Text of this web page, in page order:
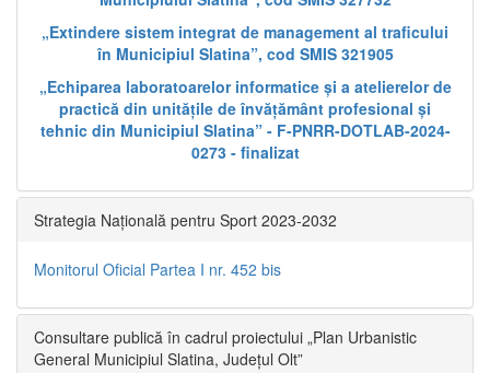
„Extindere sistem integrat de management al traficului
în Municipiul Slatina”, cod SMIS 321905
„Echiparea laboratoarelor informatice și a atelierelor de
practică din unitățile de învățământ profesional și
tehnic din Municipiul Slatina” - F-PNRR-DOTLAB-2024-
0273 - finalizat
Strategia Națională pentru Sport 2023-2032
Monitorul Oficial Partea I nr. 452 bis
Consultare publică în cadrul proiectului „Plan Urbanistic
General Municipiul Slatina, Județul Olt”